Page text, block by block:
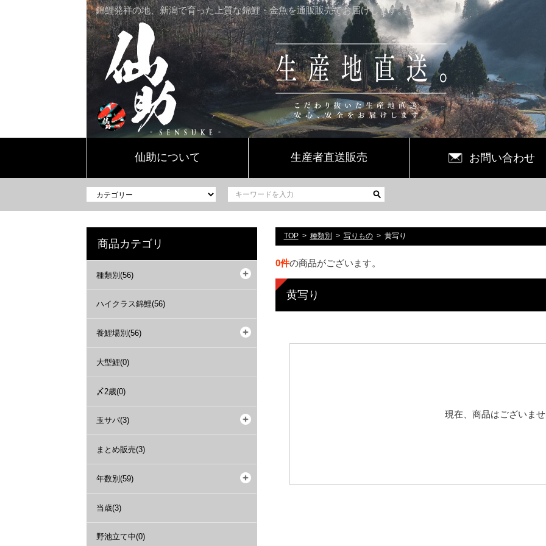
錦鯉発祥の地、新潟で育った上質な錦鯉・金魚を通販販売でお届けします。
仙助について 生産者直送販売 お問い合わせ
TOP 種類別 写りもの 黄写り
0件の商品がございます。
黄写り
現在、商品はございま
商品カテゴリ
種類別(56)
ハイクラス錦鯉(56)
養鯉場別(56)
大型鯉(0)
〆2歳(0)
玉サバ(3)
まとめ販売(3)
年数別(59)
当歳(3)
野池立て中(0)